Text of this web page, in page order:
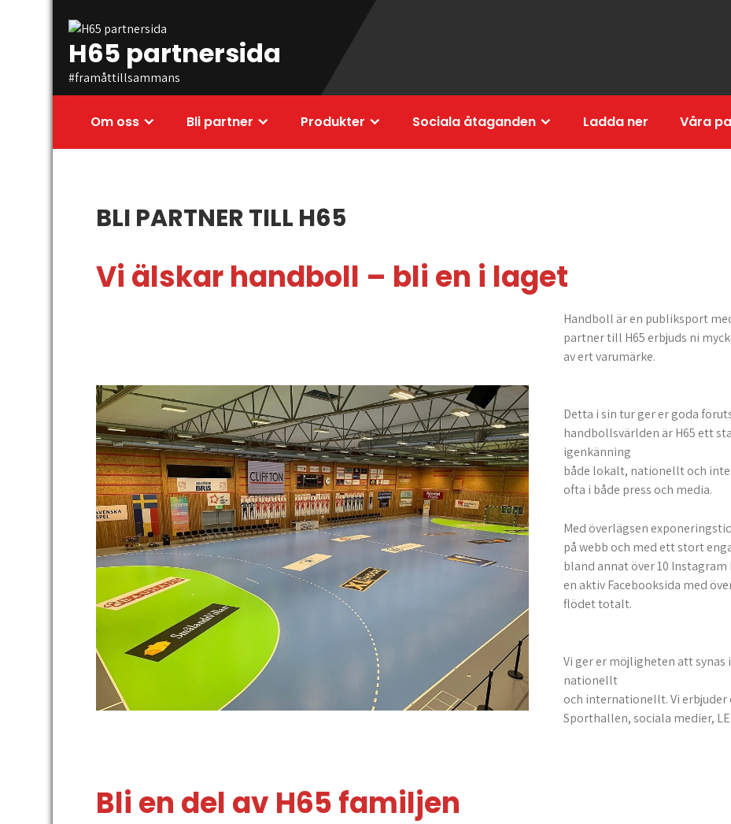
H65 partnersida
#framåttillsammans
Om oss Bli partner Produkter Sociala åtaganden Ladda ner Våra
BLI PARTNER TILL H65
Vi älskar handboll – bli en i laget
Handboll är en publiksport
partner till H65 erbjuds ni
av ert varumärke.
Detta i sin tur ger er goda
handbollsvärlden är H65 ett
igenkänning
både lokalt, nationellt och
ofta i både press och media.
Med överlägsen
på webb och med ett stort
bland annat över 10
en aktiv Facebooksida med
flödet totalt.
Vi ger er möjligheten att
nationellt
och internationellt. Vi
Sporthallen, sociala medier,
Bli en del av H65 familjen